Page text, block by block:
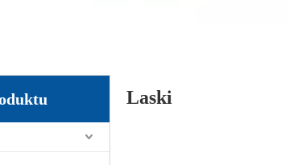
Laski